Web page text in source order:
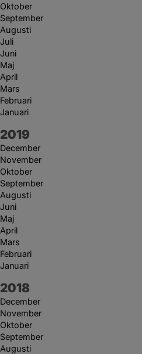
Oktober
September
Augusti
Juli
Juni
Maj
April
Mars
Februari
Januari
År:
2019
December
November
Oktober
September
Augusti
Juni
Maj
April
Mars
Februari
Januari
År:
2018
December
November
Oktober
September
Augusti